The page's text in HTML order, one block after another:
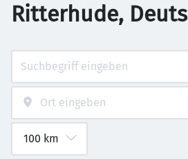
Ritterhude,